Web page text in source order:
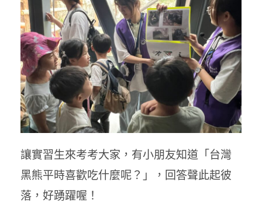
讓實習生來考考大家，有小朋友知道「台灣
黑熊平時喜歡吃什麼呢？」，回答聲此起彼
落，好踴躍喔！